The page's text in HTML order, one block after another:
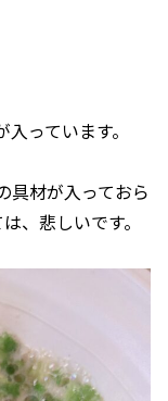
っています。
具材が入っておら
、悲しいです。